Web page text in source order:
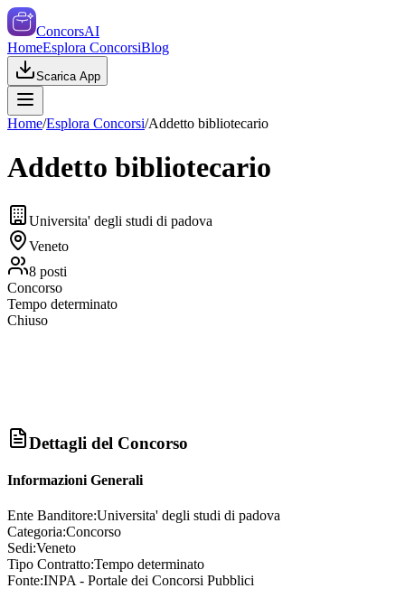
ConcorsAI
HomeEsplora ConcorsiBlog
Scarica App
Home/Esplora Concorsi/Addetto bibliotecario
Addetto bibliotecario
Universita' degli studi di padova
Veneto
8 posti
Concorso
Tempo determinato
Chiuso
Dettagli del Concorso
Informazioni Generali
Ente Banditore:Universita' degli studi di padova
Categoria:Concorso
Sedi:Veneto
Tipo Contratto:Tempo determinato
Fonte:INPA - Portale dei Concorsi Pubblici